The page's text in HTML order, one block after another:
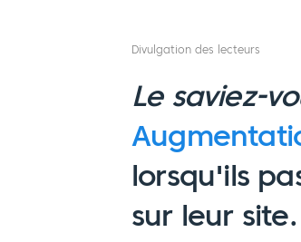
Divulgation des lecteurs
Le saviez-
lorsqu'ils
sur leur site.